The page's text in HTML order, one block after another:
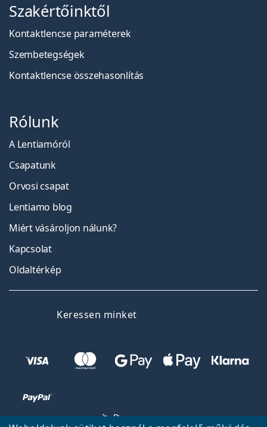
Szakértőinktől
Kontaktlencse paraméterek
Szembetegségek
Kontaktlencse összehasonlítás
Rólunk
A Lentiamóról
Csapatunk
Orvosi csapat
Lentiamo blog
Miért vásároljon nálunk?
Kapcsolat
Oldaltérkép
Keressen minket